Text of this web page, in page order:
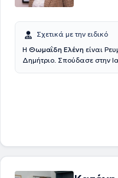
Σχετικά με την ειδικό
Η Θωμαΐδη Ελένη είναι
Δημήτριο. Σπούδασε στην